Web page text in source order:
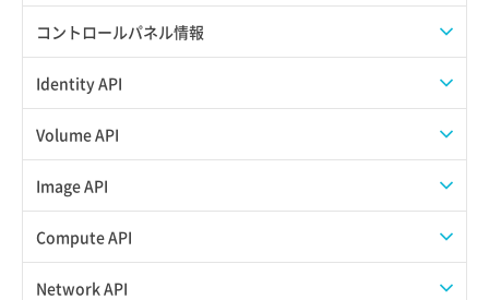
APIでAPIサブユーザーを作成する
APIでVPSにISOイメージを挿入する
APIでVPSを作成する
コントロールパネル情報
APIユーザーを作成する
API情報を確認する
Identity API
Credential一覧取得
Credential作成
Credential削除
Volume API
スナップショット一覧取得
スナップショット作成
スナップショット削除
Image API
ISOイメージアップロード
ISOイメージ作成
Compute API
ISOイメージ挿入/排出
Network API